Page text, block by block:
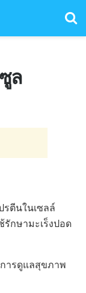
ล
รตีนในเซลล์
รักษามะเร็งปอด
ารดูแลสุขภาพ